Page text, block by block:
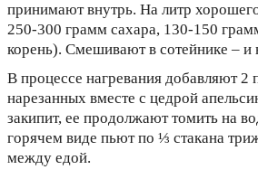
принимают внутрь. На литр
250-300 грамм сахара, 130-150
корень). Смешивают в сотейнике – и
В процессе нагревания добавляют
нарезанных вместе с цедрой
закипит, ее продолжают томить на
горячем виде пьют по ⅓ стакана
между едой.